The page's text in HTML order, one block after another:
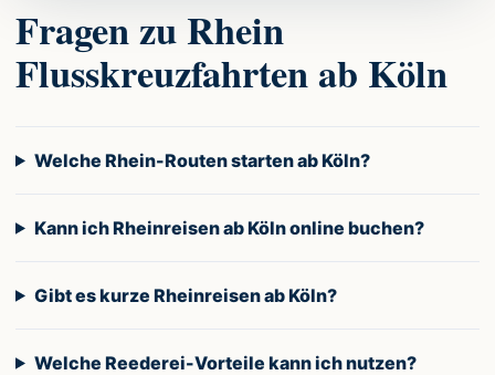
Fragen zu Rhein
Flusskreuzfahrten ab Köln
Welche Rhein-Routen starten ab Köln?
Kann ich Rheinreisen ab Köln online buchen?
Gibt es kurze Rheinreisen ab Köln?
Welche Reederei-Vorteile kann ich nutzen?